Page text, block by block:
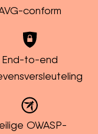
conform
End-to-end
OWASP-